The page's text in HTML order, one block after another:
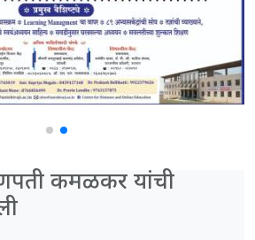
कमळकर यांची